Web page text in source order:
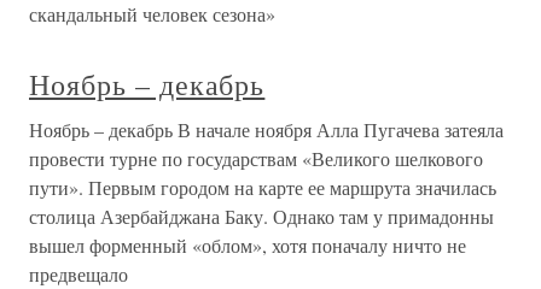
скандальный человек сезона»
Ноябрь – декабрь
Ноябрь – декабрь В начале ноября Алла Пугачева затеяла
провести турне по государствам «Великого шелкового
пути». Первым городом на карте ее маршрута значилась
столица Азербайджана Баку. Однако там у примадонны
вышел форменный «облом», хотя поначалу ничто не
предвещало